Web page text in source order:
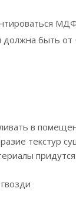
быть от
в
текстур